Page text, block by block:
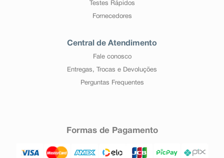
Testes Rápidos
Fornecedores
Central de Atendimento
Fale conosco
Entregas, Trocas e Devoluções
Perguntas Frequentes
Formas de Pagamento